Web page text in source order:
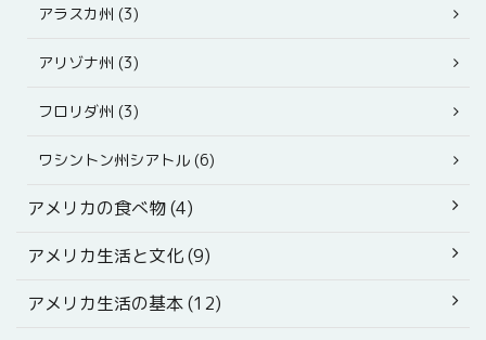
アラスカ州 (3)
アリゾナ州 (3)
フロリダ州 (3)
ワシントン州シアトル (6)
アメリカの食べ物 (4)
アメリカ生活と文化 (9)
アメリカ生活の基本 (12)